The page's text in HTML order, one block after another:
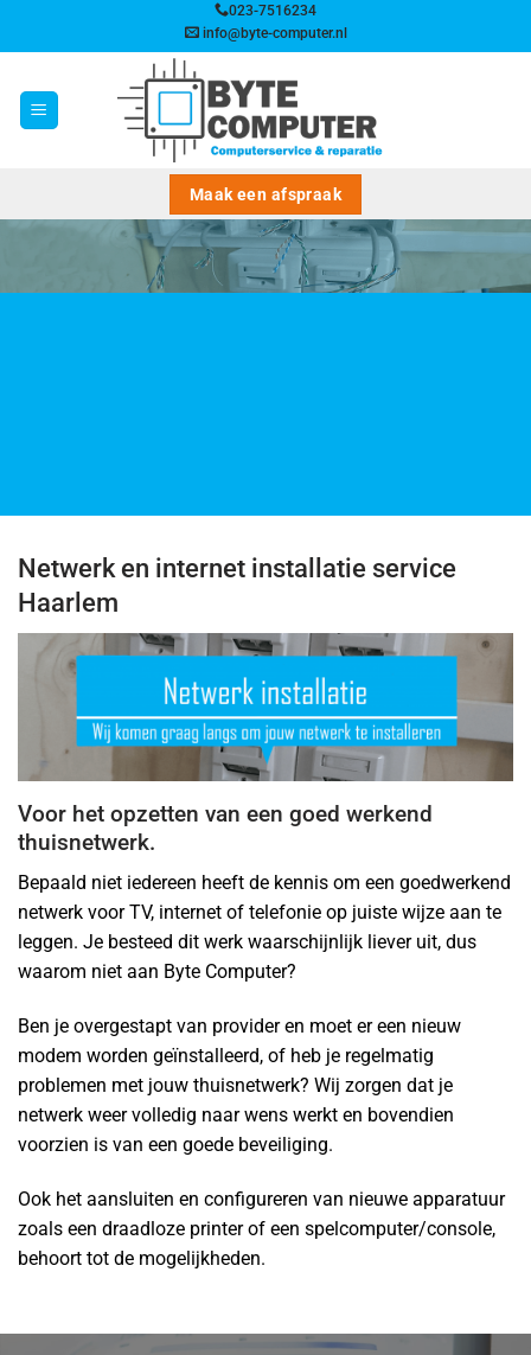
023-7516234
info@byte-computer.nl
Maak een afspraak
Netwerk en internet installatie service
Haarlem
Voor het opzetten van een goed werkend
thuisnetwerk.
Bepaald niet iedereen heeft de kennis om een goedwerkend
netwerk voor TV, internet of telefonie op juiste wijze aan te
leggen. Je besteed dit werk waarschijnlijk liever uit, dus
waarom niet aan Byte Computer?
Ben je overgestapt van provider en moet er een nieuw
modem worden geïnstalleerd, of heb je regelmatig
problemen met jouw thuisnetwerk? Wij zorgen dat je
netwerk weer volledig naar wens werkt en bovendien
voorzien is van een goede beveiliging.
Ook het aansluiten en configureren van nieuwe apparatuur
zoals een draadloze printer of een spelcomputer/console,
behoort tot de mogelijkheden.